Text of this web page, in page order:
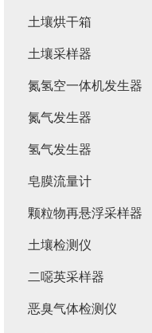
土壤烘干箱
土壤采样器
氮氢空一体机发生器
氮气发生器
氢气发生器
皂膜流量计
颗粒物再悬浮采样器
土壤检测仪
二噁英采样器
恶臭气体检测仪